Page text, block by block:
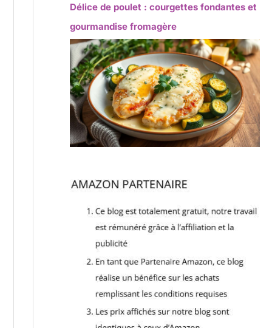
Délice de poulet : courgettes fondantes et
gourmandise fromagère